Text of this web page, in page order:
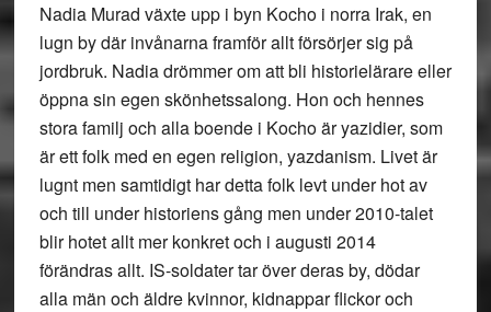
Nadia Murad växte upp i byn Kocho i norra Irak, en
lugn by där invånarna framför allt försörjer sig på
jordbruk. Nadia drömmer om att bli historielärare eller
öppna sin egen skönhetssalong. Hon och hennes
stora familj och alla boende i Kocho är yazidier, som
är ett folk med en egen religion, yazdanism. Livet är
lugnt men samtidigt har detta folk levt under hot av
och till under historiens gång men under 2010-talet
blir hotet allt mer konkret och i augusti 2014
förändras allt. IS-soldater tar över deras by, dödar
alla män och äldre kvinnor, kidnappar flickor och